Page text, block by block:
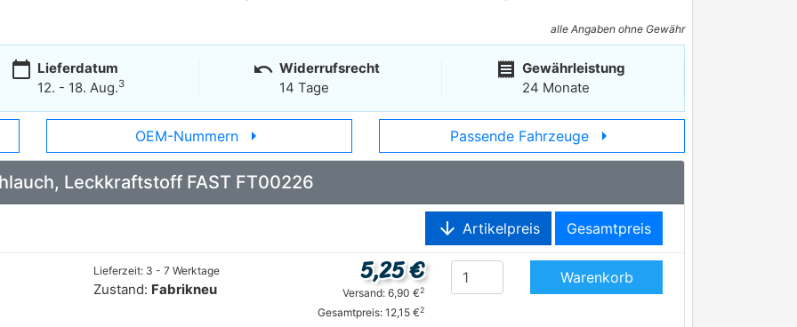
alle Angaben ohne Gewähr
calendar_today Lieferdatum
12. - 18. Aug.3
undo Widerrufsrecht
14 Tage
receipt Gewährleistung
24 Monate
OEM-Nummern arrow_right Passende Fahrzeuge arrow_right
Leckkraftstoff FAST FT00226
arrow_downward Artikelpreis Gesamtpreis
Lieferzeit: 3 - 7 Werktage
Zustand: Fabrikneu
5,25 €
Versand: 6,90 €2
Gesamtpreis: 12,15 €2
Warenkorb